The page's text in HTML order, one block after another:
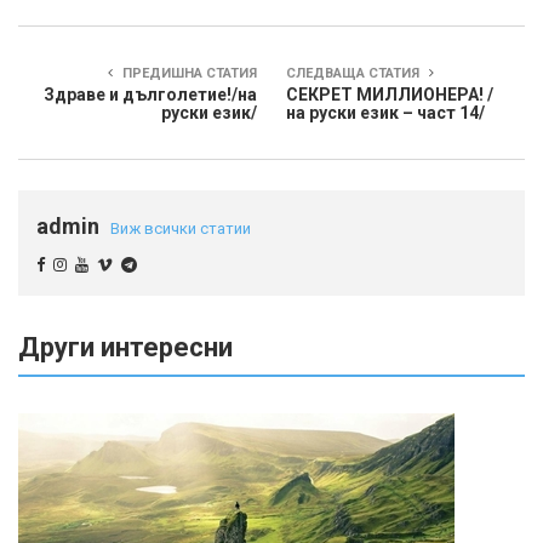
ПРЕДИШНА СТАТИЯ
Здраве и дълголетие!/на
руски език/
СЛЕДВАЩА СТАТИЯ
СЕКРЕТ МИЛЛИОНЕРА! /
на руски език – част 14/
admin Виж всички статии
Други интересни